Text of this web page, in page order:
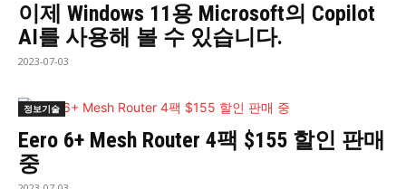
이제 Windows 11용 Microsoft의 Copilot
AI를 사용해 볼 수 있습니다.
2023-07-03
정보기술
Eero 6+ Mesh Router 4팩 $155 할인 판매
중